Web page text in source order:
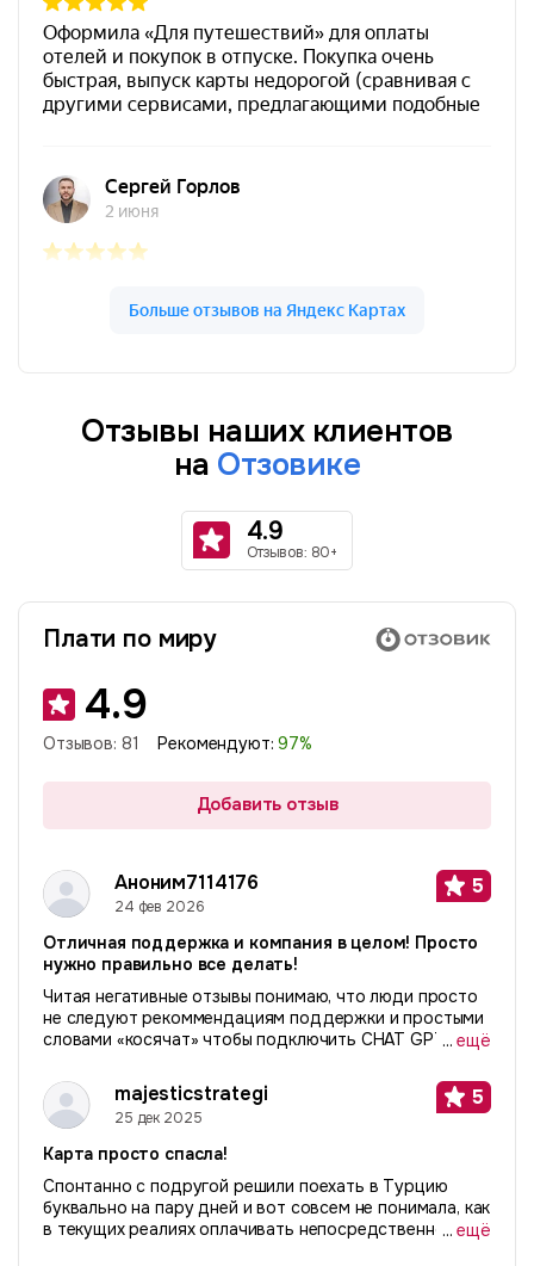
Отзывы наших клиентов
на Отзовике
4.9
Отзывов: 80+
Плати по миру
4.9
Отзывов: 81 Рекомендуют:97%
Добавить отзыв
Аноним7114176
24 фев 2026
5
Отличная поддержка и компания в целом! Просто
нужно правильно все делать!
Читая негативные отзывы понимаю, что люди просто
не следуют рекоммендациям поддержки и простыми
словами «косячат» чтобы подключить CHAT GPT или
«счастье». Расскажу свою историю. Я живу за
рубежом...
...ещё
majesticstrategi
25 дек 2025
5
Карта просто спасла!
Спонтанно с подругой решили поехать в Турцию
буквально на пару дней и вот совсем не понимала, как
в текущих реалиях оплачивать непосредственно там.
...ещё